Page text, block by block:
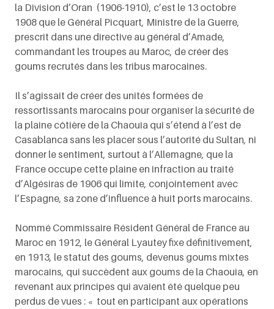
la Division d’Oran (1906-1910), c’est le 13 octobre
1908 que le Général Picquart, Ministre de la Guerre,
prescrit dans une directive au général d’Amade,
commandant les troupes au Maroc, de créer des
goums recrutés dans les tribus marocaines.
Il s’agissait de créer des unités formées de
ressortissants marocains pour organiser la sécurité de
la plaine côtière de la Chaouia qui s’étend à l’est de
Casablanca sans les placer sous l’autorité du Sultan, ni
donner le sentiment, surtout à l’Allemagne, que la
France occupe cette plaine en infraction au traité
d’Algésiras de 1906 qui limite, conjointement avec
l’Espagne, sa zone d’influence à huit ports marocains.
Nommé Commissaire Résident Général de France au
Maroc en 1912, le Général Lyautey fixe définitivement,
en 1913, le statut des goums, devenus goums mixtes
marocains, qui succèdent aux goums de la Chaouia, en
revenant aux principes qui avaient été quelque peu
perdus de vues : « tout en participant aux opérations